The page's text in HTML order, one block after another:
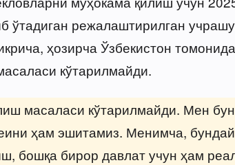
ўтадиган режалаштирилган
ҳозирча Ўзбекистон
кўтарилмайди.
масаласи кўтарилмайди. Мен
ҳам эшитамиз. Менимча,
бошқа бирор давлат учун ҳам